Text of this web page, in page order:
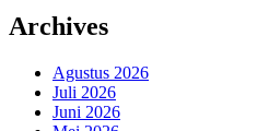
Archives
Agustus 2026
Juli 2026
Juni 2026